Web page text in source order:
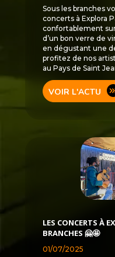
Sous les branches
concerts à Explora
confortablement
d’un bon verre de
en dégustant une
profitez de nos
au Pays de Saint
VOIR L'ACTU
LES CONCERTS À
BRANCHES 🤗🤩
01/07/2025